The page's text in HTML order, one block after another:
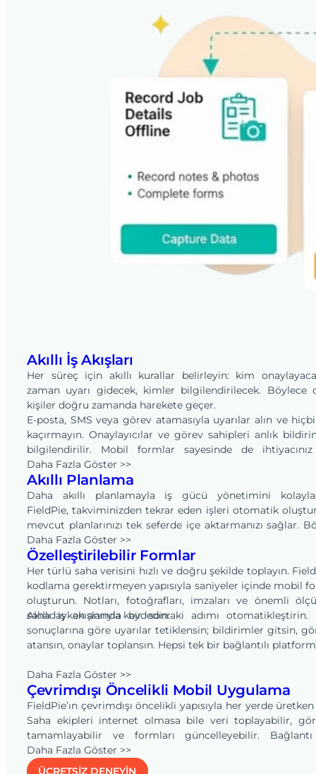
Akıllı İş Akışları
Her süreç için akıllı kurallar belirleyin: kim
zaman uyarı gidecek, kimler bilgilendirilecek. Böylece
kişiler doğru zamanda harekete geçer.
E-posta, SMS veya görev atamasıyla uyarılar alın ve
kaçırmayın. Onaylayıcılar ve görev sahipleri anlık
bilgilendirilir. Mobil formlar sayesinde de
formatta saha verisini hızlıca toplayın.
Daha Fazla Göster >>
Akıllı Planlama
Daha akıllı planlamayla iş gücü yönetimini
FieldPie, takviminizden tekrar eden işleri otomatik
mevcut planlarınızı tek seferde içe aktarmanızı sağlar.
haftalık planı her seferinde manuel hazırlamak
kalmazsınız. Değişiklikleri saniyeler içinde yapın;
müşterileri anında bilgilendirin. Her görevin doğru
gittiğinden emin olun.
Daha Fazla Göster >>
Özelleştirilebilir Formlar
Her türlü saha verisini hızlı ve doğru şekilde toplayın.
kodlama gerektirmeyen yapısıyla saniyeler içinde mobil
oluşturun. Notları, fotoğrafları, imzaları ve önemli
sahadayken anında kaydedin.
Akıllı iş akışlarıyla bir sonraki adımı otomatikleştirin.
sonuçlarına göre uyarılar tetiklensin; bildirimler gitsin,
atansın, onaylar toplansın. Hepsi tek bir bağlantılı
Daha Fazla Göster >>
Çevrimdışı Öncelikli Mobil Uygulama
FieldPie’ın çevrimdışı öncelikli yapısıyla her yerde üretken
Saha ekipleri internet olmasa bile veri toplayabilir,
tamamlayabilir ve formları güncelleyebilir.
geldiğinde tüm veriler otomatik olarak senkronize olur.
işler gecikmeden, doğru ve sorunsuz şekilde
Daha Fazla Göster >>
ÜCRETSİZ DENEYİN